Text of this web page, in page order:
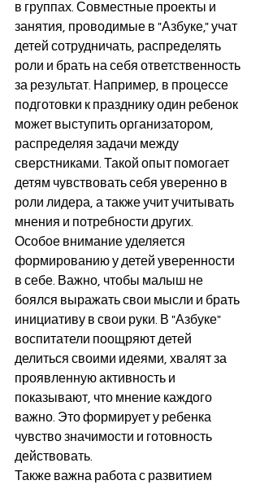
в группах. Совместные проекты и
занятия, проводимые в "Азбуке," учат
детей сотрудничать, распределять
роли и брать на себя ответственность
за результат. Например, в процессе
подготовки к празднику один ребенок
может выступить организатором,
распределяя задачи между
сверстниками. Такой опыт помогает
детям чувствовать себя уверенно в
роли лидера, а также учит учитывать
мнения и потребности других.
Особое внимание уделяется
формированию у детей уверенности
в себе. Важно, чтобы малыш не
боялся выражать свои мысли и брать
инициативу в свои руки. В "Азбуке"
воспитатели поощряют детей
делиться своими идеями, хвалят за
проявленную активность и
показывают, что мнение каждого
важно. Это формирует у ребенка
чувство значимости и готовность
действовать.
Также важна работа с развитием